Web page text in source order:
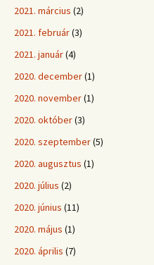
2021. március (2)
2021. február(3)
2021. január(4)
2020. december(1)
2020. november(1)
2020. október(3)
2020. szeptember(5)
2020. augusztus (1)
2020. július (2)
2020. június (11)
2020. május (1)
2020. április (7)